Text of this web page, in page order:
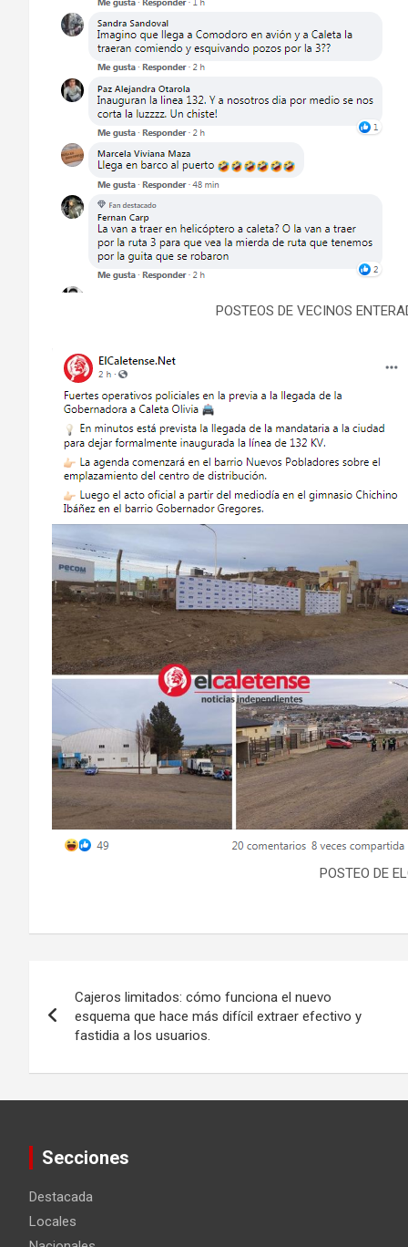
POSTEOS DE VECINOS
POSTEO DE
de
Cajeros limitados: cómo funciona el nuevo
esquema que hace más difícil extraer efectivo y
fastidia a los usuarios.
Secciones
Destacada
Locales